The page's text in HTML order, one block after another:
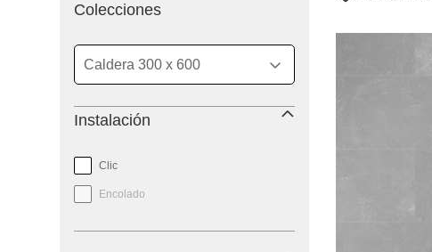
filtro
Colecciones
Instalación
Clic
Encolado